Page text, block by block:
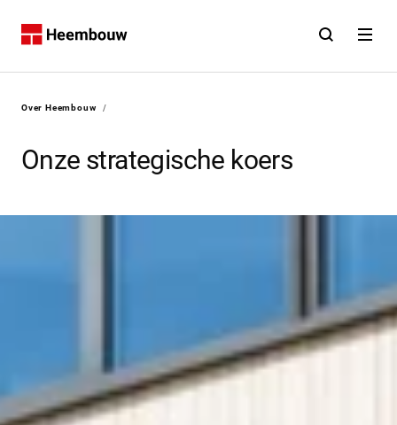
Home Open Open
Contact
U bent hier:
Over Heembouw /
Onze strategische koers